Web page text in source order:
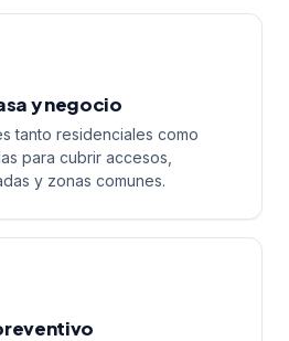
y negocio
tanto residenciales como
para cubrir accesos,
y zonas comunes.